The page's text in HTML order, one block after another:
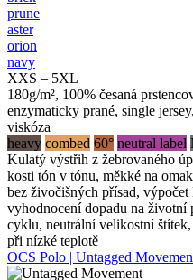
prune
aster
orion
navy
XXS – 5XL
180g/m², 100% česaná
enzymaticky prané, single
viskóza
heavy combed 60° neutral label
Kulatý výstřih z žebrovaného
kosti tón v tónu, měkké na
bez živočišných přísad,
vyhodnocení dopadu na životní
cyklu, neutrální velikostní štítek,
při nízké teplotě
OCS Polo | Untagged